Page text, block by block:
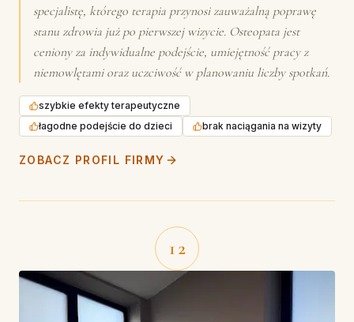
specjalistę, którego terapia przynosi zauważalną poprawę
stanu zdrowia już po pierwszej wizycie. Osteopata jest
ceniony za indywidualne podejście, umiejętność pracy z
niemowlętami oraz uczciwość w planowaniu liczby spotkań.
szybkie efekty terapeutyczne
łagodne podejście do dzieci
brak naciągania na wizyty
ZOBACZ PROFIL FIRMY
12